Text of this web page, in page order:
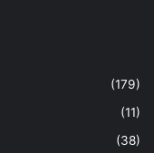
(179)
(11)
(38)